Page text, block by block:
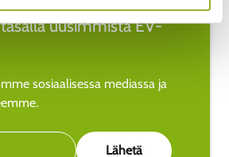
uusimmista EV-
sosiaalisessa mediassa ja